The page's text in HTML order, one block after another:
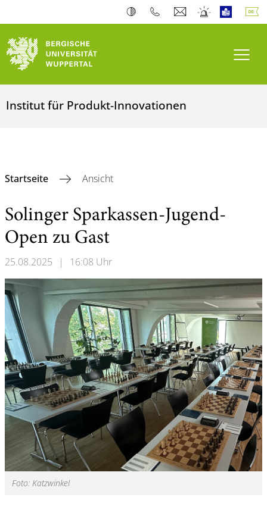
Institut für Produkt-Innovationen
Startseite Ansicht
Solinger Sparkassen-Jugend-
Open zu Gast
25.08.2025 | 16:08 Uhr
Foto: Katzwinkel